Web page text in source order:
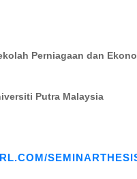
dan
Malaysia